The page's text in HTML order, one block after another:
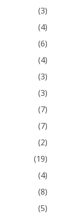
(3)
(4)
(6)
(4)
(3)
(3)
(7)
(7)
(2)
(19)
(4)
(8)
(5)